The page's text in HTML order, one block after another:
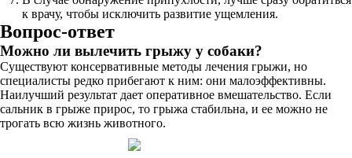
к врачу, чтобы исключить развитие ущемления.
Вопрос-ответ
Можно ли вылечить грыжу у собаки?
Существуют консервативные методы лечения грыжи, но
специалисты редко прибегают к ним: они малоэффективны.
Наилучший результат дает оперативное вмешательство. Если
сальник в грыже прирос, то грыжа стабильна, и ее можно не
трогать всю жизнь животного.